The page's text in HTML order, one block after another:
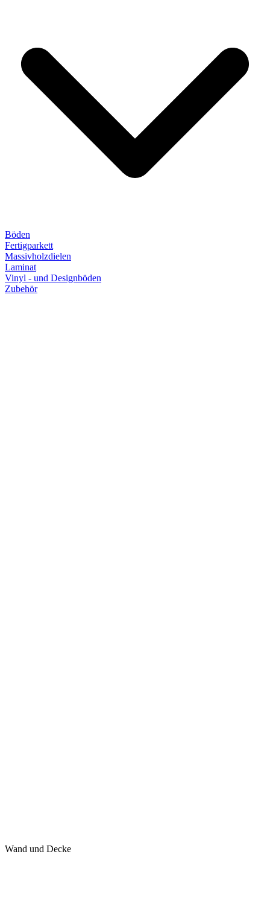
Böden
Fertigparkett
Massivholzdielen
Laminat
Vinyl - und Designböden
Zubehör
Wand und Decke